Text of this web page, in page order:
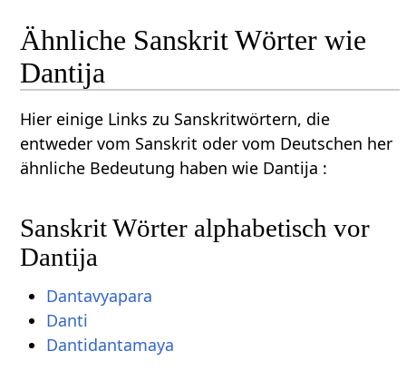
Ähnliche Sanskrit Wörter wie
Dantija
Hier einige Links zu Sanskritwörtern, die
entweder vom Sanskrit oder vom Deutschen her
ähnliche Bedeutung haben wie Dantija :
Sanskrit Wörter alphabetisch vor
Dantija
Dantavyapara
Danti
Dantidantamaya